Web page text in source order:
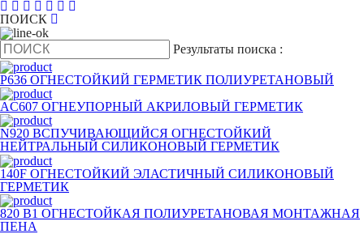
ПОИСК
Pезультаты поиска :
P636 ОГНЕСТОЙКИЙ ГЕРМЕТИК ПОЛИУРЕТАНОВЫЙ
AC607 ОГНЕУПОРНЫЙ АКРИЛОВЫЙ ГЕРМЕТИК
N920 ВСПУЧИВАЮЩИЙСЯ ОГНЕСТОЙКИЙ
НЕЙТРАЛЬНЫЙ СИЛИКОНОВЫЙ ГЕРМЕТИК
140F ОГНЕСТОЙКИЙ ЭЛАСТИЧНЫЙ СИЛИКОНОВЫЙ
ГЕРМЕТИК
820 B1 ОГНЕСТОЙКАЯ ПОЛИУРЕТАНОВАЯ МОНТАЖНАЯ
ПЕНА